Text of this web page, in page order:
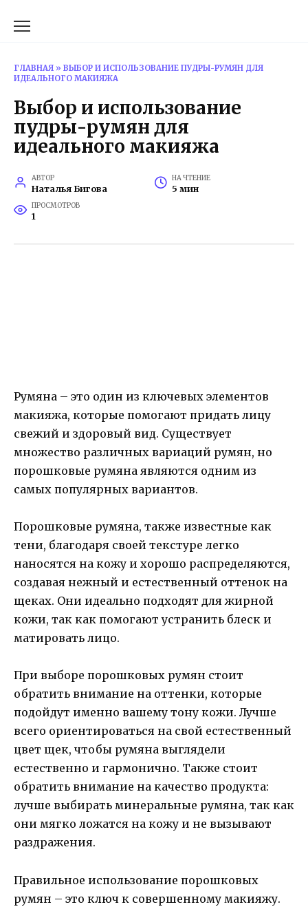
ГЛАВНАЯ » ВЫБОР И ИСПОЛЬЗОВАНИЕ ПУДРЫ-РУМЯН ДЛЯ
ИДЕАЛЬНОГО МАКИЯЖА
Выбор и использование
пудры-румян для
идеального макияжа
АВТОР
Наталья Бигова
НА ЧТЕНИЕ
5 мин
ПРОСМОТРОВ
1
Румяна – это один из ключевых элементов
макияжа, которые помогают придать лицу
свежий и здоровый вид. Существует
множество различных вариаций румян, но
порошковые румяна являются одним из
самых популярных вариантов.
Порошковые румяна, также известные как
тени, благодаря своей текстуре легко
наносятся на кожу и хорошо распределяются,
создавая нежный и естественный оттенок на
щеках. Они идеально подходят для жирной
кожи, так как помогают устранить блеск и
матировать лицо.
При выборе порошковых румян стоит
обратить внимание на оттенки, которые
подойдут именно вашему тону кожи. Лучше
всего ориентироваться на свой естественный
цвет щек, чтобы румяна выглядели
естественно и гармонично. Также стоит
обратить внимание на качество продукта:
лучше выбирать минеральные румяна, так как
они мягко ложатся на кожу и не вызывают
раздражения.
Правильное использование порошковых
румян – это ключ к совершенному макияжу.